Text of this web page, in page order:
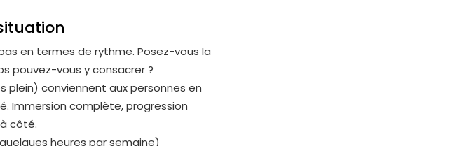
en termes de rythme. Posez-vous la
pouvez-vous y consacrer ?
plein) conviennent aux personnes en
Immersion complète, progression
côté.
heures par semaine)